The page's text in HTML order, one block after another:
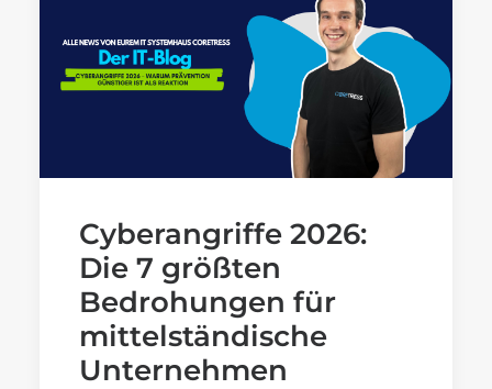
Cyberangriffe 2026:
Die 7 größten
Bedrohungen für
mittelständische
Unternehmen